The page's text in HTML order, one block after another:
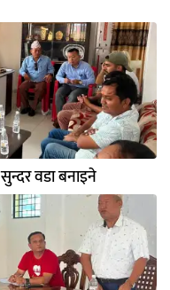
वडा बनाइने